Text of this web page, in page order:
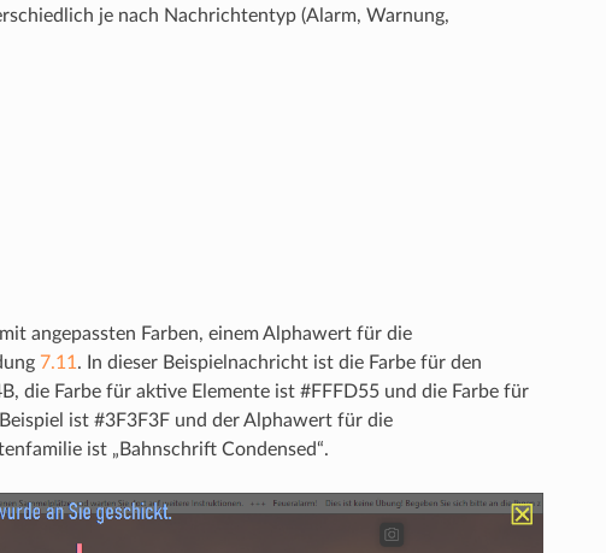
je nach Nachrichtentyp (Alarm, Warnung,
angepassten Farben, einem Alphawert für die
7.11 . In dieser Beispielnachricht ist die Farbe für den
die Farbe für aktive Elemente ist #FFFD55 und die Farbe für
ist #3F3F3F und der Alphawert für die
ist „Bahnschrift Condensed“.